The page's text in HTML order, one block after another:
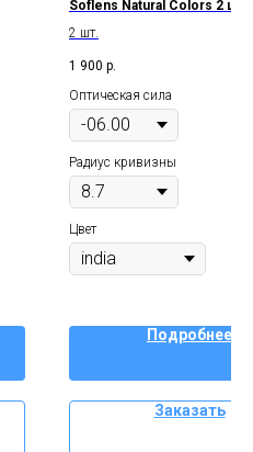
Soflens Natural Colors 2 шт.
2 шт.
1 900 р.
Оптическая сила
Радиус кривизны
Цвет
Подробнее
Заказать